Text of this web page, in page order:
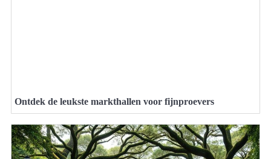
Ontdek de leukste markthallen voor fijnproevers